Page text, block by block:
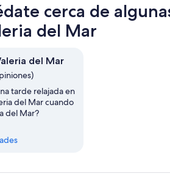
cerca de
del Mar
del Mar
tarde relajada en
del Mar cuando
del Mar?